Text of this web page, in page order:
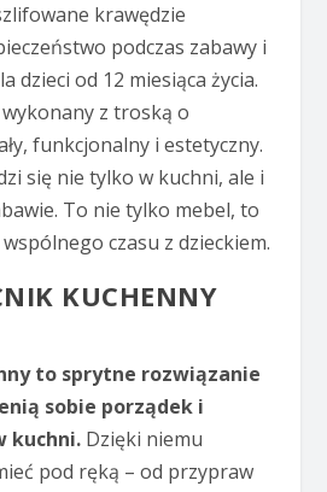
krawędzie
podczas zabawy i
dzieci od 12 miesiąca życia.
z troską o
funkcjonalny i estetyczny.
się nie tylko w kuchni, ale i
To nie tylko mebel, to
czasu z dzieckiem.
KUCHENNY
to sprytne rozwiązanie
sobie porządek i
kuchni. Dzięki niemu
pod ręką – od przypraw